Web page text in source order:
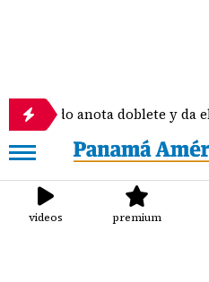
anota doblete y da el triunfo
videos premium